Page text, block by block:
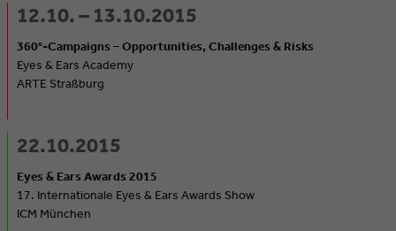
12.10. – 13.10.2015
360°-Campaigns – Opportunities, Challenges & Risks
Eyes & Ears Academy
ARTE Straßburg
22.10.2015
Eyes & Ears Awards 2015
17. Internationale Eyes & Ears Awards Show
ICM München